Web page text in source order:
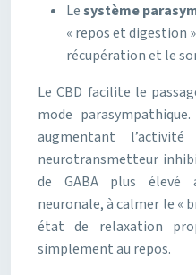
Lesystème
« repos et digestion
récupération et le
Le CBD facilite le
mode
augmentant
neurotransmetteur
de GABA plus élevé
neuronale, à calmer le «
état de relaxation
simplement au repos.